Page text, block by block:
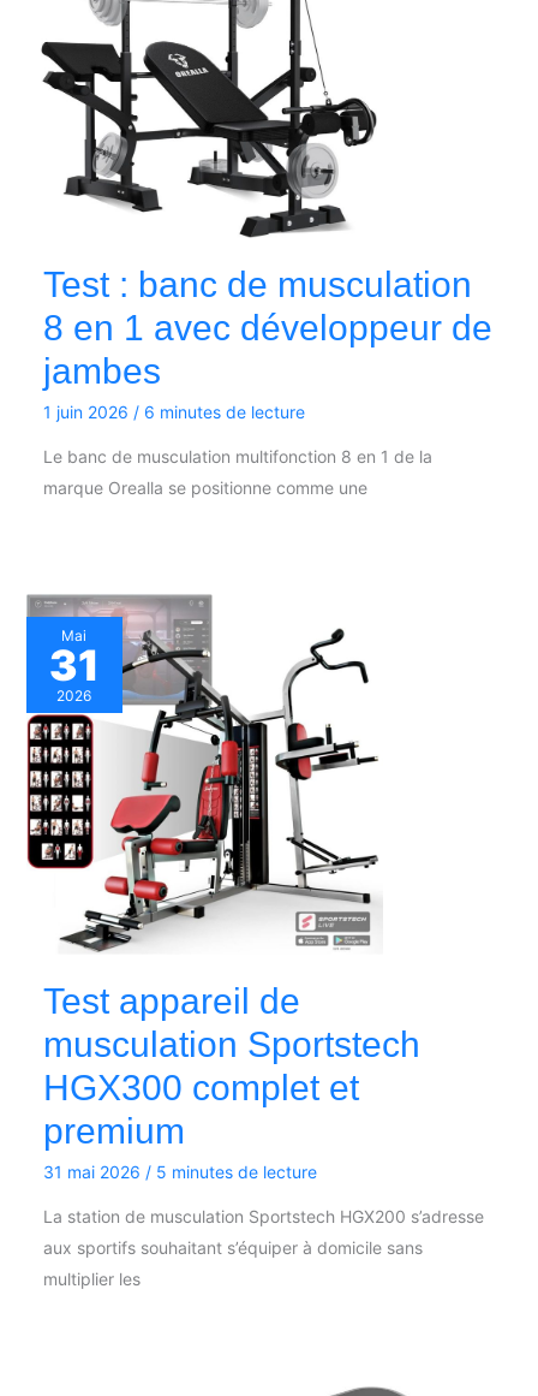
Test : banc de musculation
8 en 1 avec développeur de
jambes
1 juin 2026 / 6 minutes de lecture
Le banc de musculation multifonction 8 en 1 de la
marque Orealla se positionne comme une
Mai
31
2026
Test appareil de
musculation Sportstech
HGX300 complet et
premium
31 mai 2026 / 5 minutes de lecture
La station de musculation Sportstech HGX200 s’adresse
aux sportifs souhaitant s’équiper à domicile sans
multiplier les